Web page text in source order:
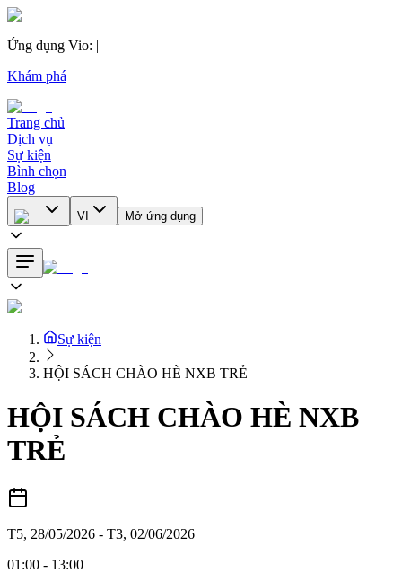
Ứng dụng Vio: |
Khám phá
Trang chủ
Dịch vụ
Sự kiện
Bình chọn
Blog
VI Mở ứng dụng
Sự kiện
HỘI SÁCH CHÀO HÈ NXB TRẺ
HỘI SÁCH CHÀO HÈ NXB
TRẺ
T5, 28/05/2026 - T3, 02/06/2026
01:00 - 13:00